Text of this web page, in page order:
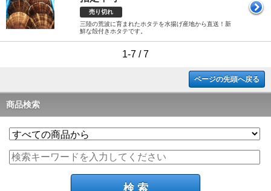
売り切れ
三陸の荒波に育まれたホタテを水揚げ産地から直送！新
鮮な殻付きホタテです。
1-7 / 7
ページの先頭へ戻る
商品検索